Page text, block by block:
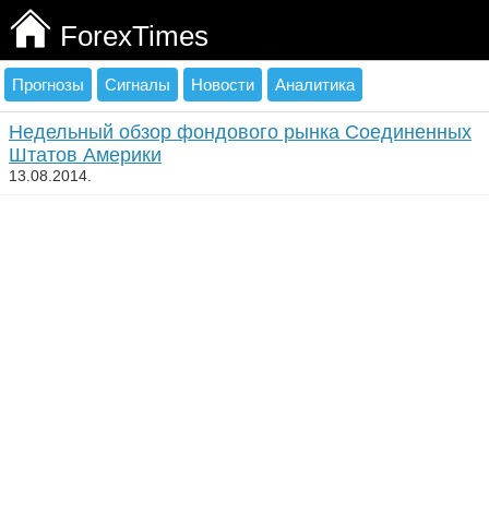
ForexTimes
Прогнозы Сигналы Новости Аналитика
Недельный обзор фондового рынка Соединенных
Штатов Америки
13.08.2014.